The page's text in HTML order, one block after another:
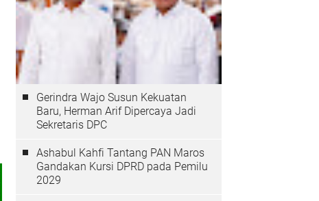
Gerindra Wajo Susun Kekuatan
Baru, Herman Arif Dipercaya Jadi
Sekretaris DPC
Ashabul Kahfi Tantang PAN Maros
Gandakan Kursi DPRD pada Pemilu
2029